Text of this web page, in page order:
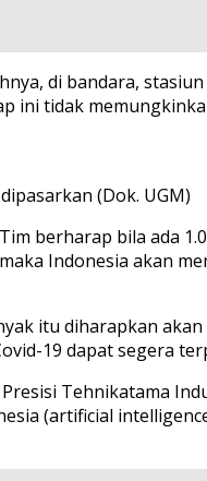
di bandara,
ini tidak
(Dok. UGM)
berharap bila ada
Indonesia akan
itu diharapkan
19 dapat segera
Tehnikatama
(artificial